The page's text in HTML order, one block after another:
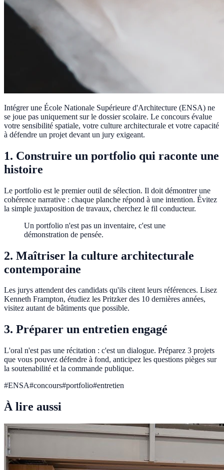
Intégrer une École Nationale Supérieure d'Architecture (ENSA) ne
se joue pas uniquement sur le dossier scolaire. Le concours évalue
votre sensibilité spatiale, votre culture architecturale et votre capacité
à défendre un projet devant un jury exigeant.
1. Construire un portfolio qui raconte une
histoire
Le portfolio est le premier outil de sélection. Il doit démontrer une
cohérence narrative : chaque planche répond à une intention. Évitez
la simple juxtaposition de travaux, cherchez le fil conducteur.
Un portfolio n'est pas un inventaire, c'est une
démonstration de pensée.
2. Maîtriser la culture architecturale
contemporaine
Les jurys attendent des candidats qu'ils citent leurs références. Lisez
Kenneth Frampton, étudiez les Pritzker des 10 dernières années,
visitez autant de bâtiments que possible.
3. Préparer un entretien engagé
L'oral n'est pas une récitation : c'est un dialogue. Préparez 3 projets
que vous pouvez défendre à fond, anticipez les questions pièges sur
la soutenabilité et la commande publique.
#ENSA#concours#portfolio#entretien
À lire aussi